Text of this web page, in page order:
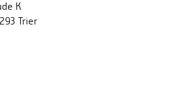
K
Trier